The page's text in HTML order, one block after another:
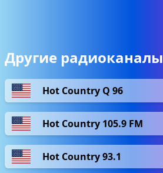
Другие радиоканалы
Hot Country Q 96
Hot Country 105.9 FM
Hot Country 93.1